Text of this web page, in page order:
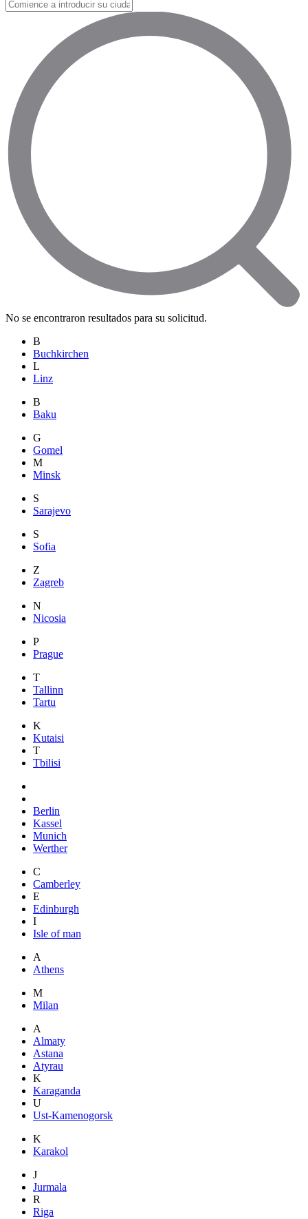
No se encontraron resultados para su solicitud.
B
Buchkirchen
L
Linz
B
Baku
G
Gomel
M
Minsk
S
Sarajevo
S
Sofia
Z
Zagreb
N
Nicosia
P
Prague
T
Tallinn
Tartu
K
Kutaisi
T
Tbilisi
Berlin
Kassel
Munich
Werther
C
Camberley
E
Edinburgh
I
Isle of man
A
Athens
M
Milan
A
Almaty
Astana
Atyrau
K
Karaganda
U
Ust-Kamenogorsk
K
Karakol
J
Jurmala
R
Riga